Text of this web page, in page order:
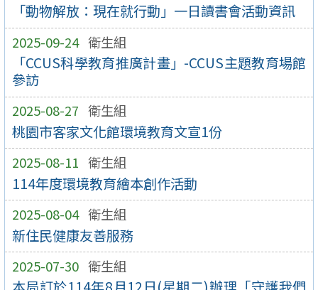
「動物解放：現在就行動」一日讀書會活動資訊
2025-09-24 衛生組
「CCUS科學教育推廣計畫」-CCUS主題教育場館
參訪
2025-08-27 衛生組
桃園市客家文化館環境教育文宣1份
2025-08-11 衛生組
114年度環境教育繪本創作活動
2025-08-04 衛生組
新住民健康友善服務
2025-07-30 衛生組